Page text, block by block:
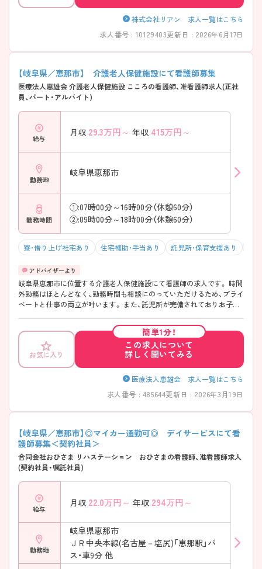
株式会社リアン 求人一覧はこちら
求人番号 : 10129403更新日 : 2026年6月17日
【岐阜県／恵那市】 介護老人保健施設にて看護師募集
医療法人恵雄会 介護老人保健施設 こころの看護師、准看護師求人(正社
員、パート・アルバイト)
給与
月収 29.3万円～ 年収 415万円～
勤務地
岐阜県恵那市
勤務時間
①:07時00分～16時00分（休憩60分）
②:09時00分～18時00分（休憩60分）
寮・借り上げ社宅あり 住宅補助・手当あり 託児所・保育支援あり
岐阜県恵那市に位置する介護老人保健施設にて看護師の求人です。 時間
外勤務はほとんどなく、勤務時間も相談にのっていただけるため、プライ
ベートと仕事の両立が叶います。 また、託児所が完備されておりお子さ
面接のポイントなどをお伝えしますので、お気軽にご相談ください。
お気に入り
簡単1分！
この求人について
詳しく聞いてみる
医療法人恵雄会 求人一覧はこちら
求人番号 : 485644更新日 : 2026年3月19日
【岐阜県／恵那市】◎マイカー通勤可◎ デイサービスにて看
護師募集＜契約社員＞
合同会社おひさま リハステーション おひさまの看護師、准看護師求人
(契約社員・嘱託社員)
給与
月収 22.0万円～ 年収 294万円～
勤務地
岐阜県恵那市
ＪＲ中央本線(名古屋－塩尻)「恵那駅」バ
ス・車9分 他